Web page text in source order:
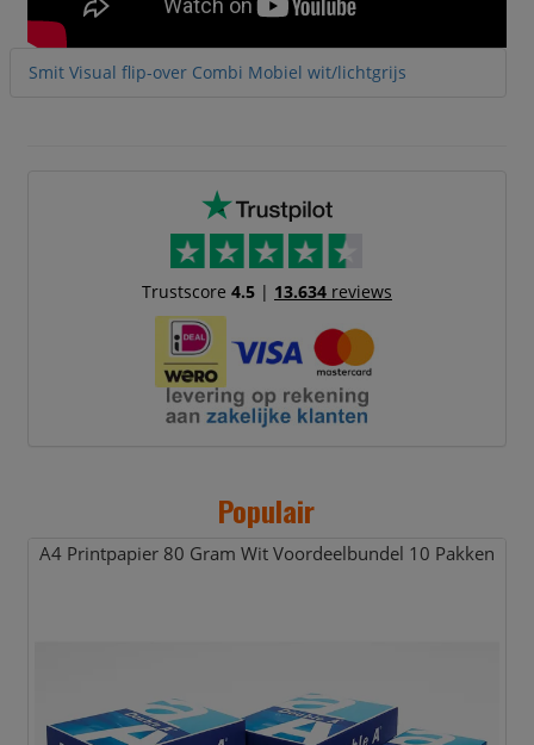
Smit Visual flip-over Combi Mobiel wit/lichtgrijs
Trustscore 4.5| 13.634reviews
Populair
A4 Printpapier 80 Gram Wit Voordeelbundel 10 Pakken